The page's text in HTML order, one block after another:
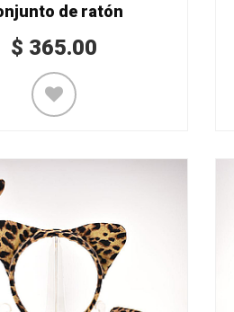
de ratón
$ 365.00